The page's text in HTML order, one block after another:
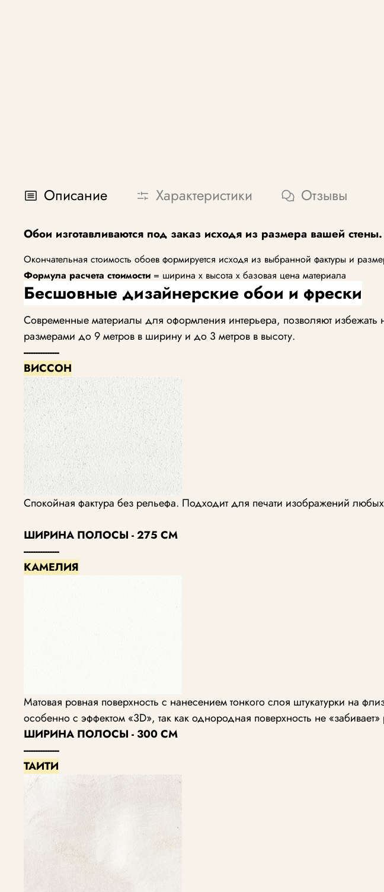
Описание Характеристики Отзывы
Обои изготавливаются под заказ исходя из размера вашей
Окончательная стоимость обоев формируется исходя из выбранной фактуры и
Формула расчета стоимости = ширина х высота х базовая цена материала
Бесшовные дизайнерские обои и фрески
Современные материалы для оформления интерьера, позволяют избежать
размерами до 9 метров в ширину и до 3 метров в высоту.
---------------
ВИССОН
Спокойная фактура без рельефа. Подходит для печати изображений
ШИРИНА ПОЛОСЫ - 275 СМ
---------------
КАМЕЛИЯ
Матовая ровная поверхность с нанесением тонкого слоя штукатурки на
особенно с эффектом «3D», так как однородная поверхность не
ШИРИНА ПОЛОСЫ - 300 СМ
---------------
ТАИТИ